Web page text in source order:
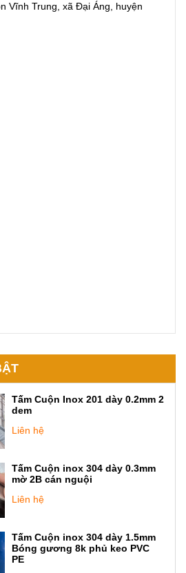
Vĩnh Trung, xã Đại Áng, huyện
Tấm Cuộn Inox 201 dày 0.2mm 2
dem
Liên hệ
Tấm Cuộn inox 304 dày 0.3mm
mờ 2B cán nguội
Liên hệ
Tấm Cuộn inox 304 dày 1.5mm
Bóng gương 8k phủ keo PVC
PE